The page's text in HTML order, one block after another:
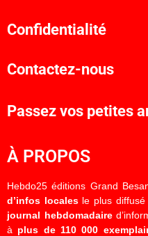
Confidentialité
Contactez-nous
Passez vos petites
À PROPOS
Hebdo25 éditions Grand
d’infos localesle plus diffusé
journal hebdomadaire
à plus de 110 000